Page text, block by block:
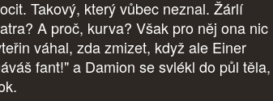
Takový, který vůbec neznal. Žárlí
A proč, kurva? Však pro něj ona nic
váhal, zda zmizet, když ale Einer
fant!" a Damion se svlékl do půl těla,